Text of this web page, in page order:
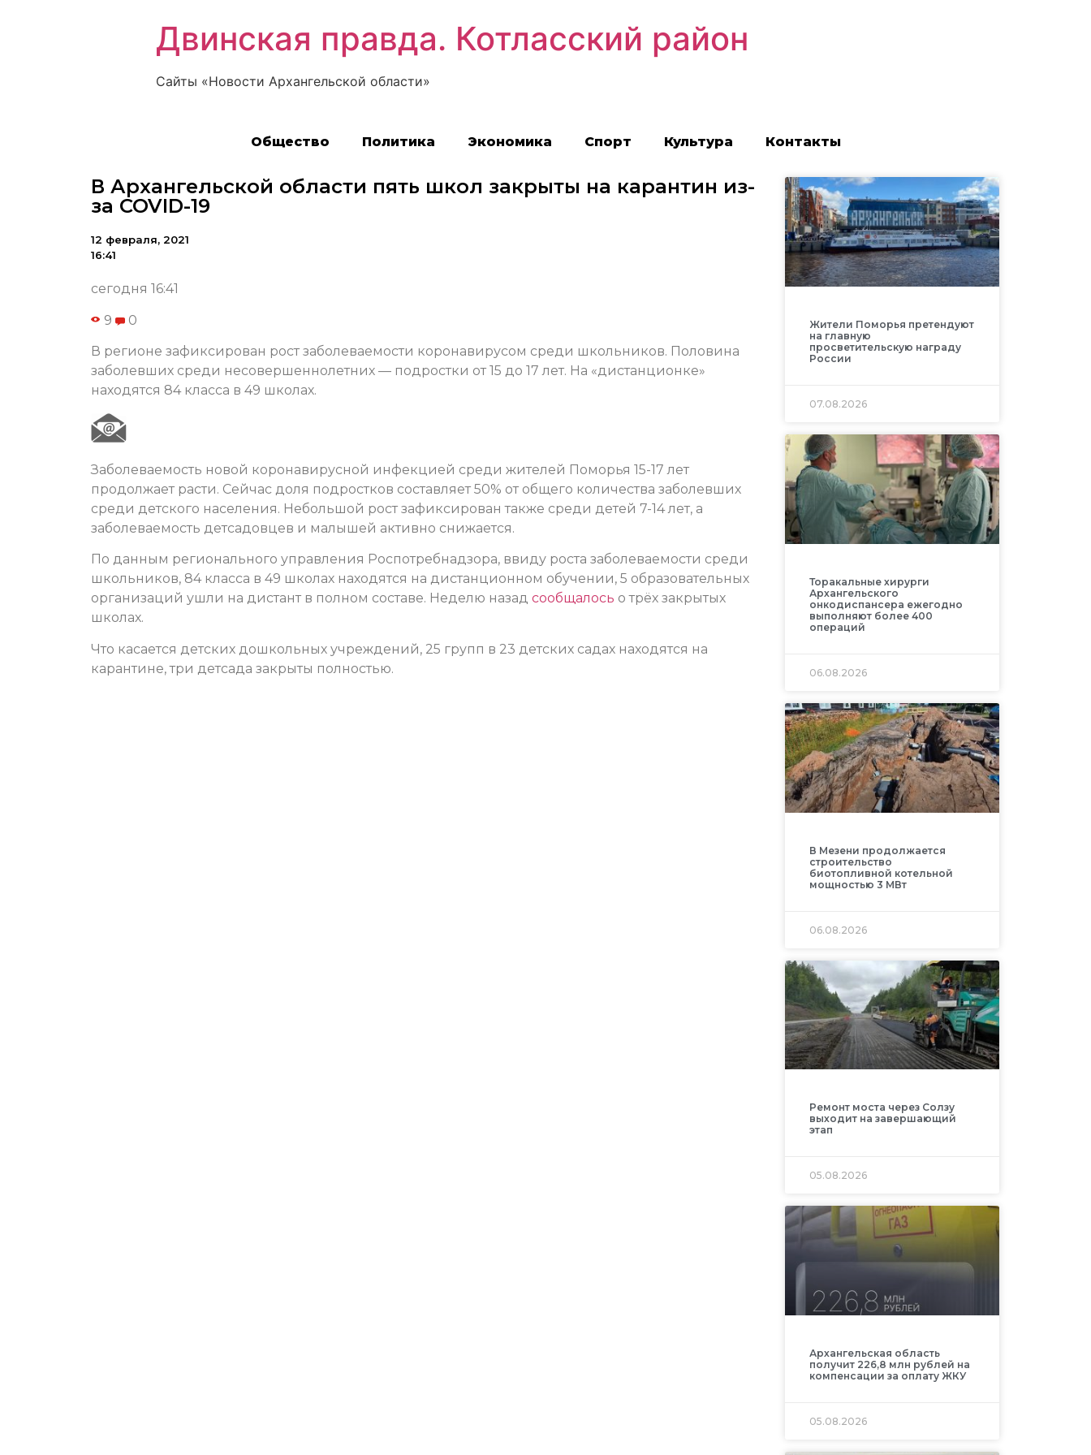
Двинская правда. Котласский район
Сайты «Новости Архангельской области»
Общество Политика Экономика Спорт Культура Контакты
В Архангельской области пять школ закрыты на карантин из-
за COVID-19
12 февраля, 2021
16:41
сегодня 16:41
9 0
В регионе зафиксирован рост заболеваемости коронавирусом среди школьников. Половина
заболевших среди несовершеннолетних — подростки от 15 до 17 лет. На «дистанционке»
находятся 84 класса в 49 школах.
Заболеваемость новой коронавирусной инфекцией среди жителей Поморья 15-17 лет
продолжает расти. Сейчас доля подростков составляет 50% от общего количества заболевших
среди детского населения. Небольшой рост зафиксирован также среди детей 7-14 лет, а
заболеваемость детсадовцев и малышей активно снижается.
По данным регионального управления Роспотребнадзора, ввиду роста заболеваемости среди
школьников, 84 класса в 49 школах находятся на дистанционном обучении, 5 образовательных
организаций ушли на дистант в полном составе. Неделю назад сообщалось о трёх закрытых
школах.
Что касается детских дошкольных учреждений, 25 групп в 23 детских садах находятся на
карантине, три детсада закрыты полностью.
Жители Поморья претендуют
на главную
просветительскую награду
России
07.08.2026
Торакальные хирурги
Архангельского
онкодиспансера ежегодно
выполняют более 400
операций
06.08.2026
В Мезени продолжается
строительство
биотопливной котельной
мощностью 3 МВт
06.08.2026
Ремонт моста через Солзу
выходит на завершающий
этап
05.08.2026
Архангельская область
получит 226,8 млн рублей на
компенсации за оплату ЖКУ
05.08.2026